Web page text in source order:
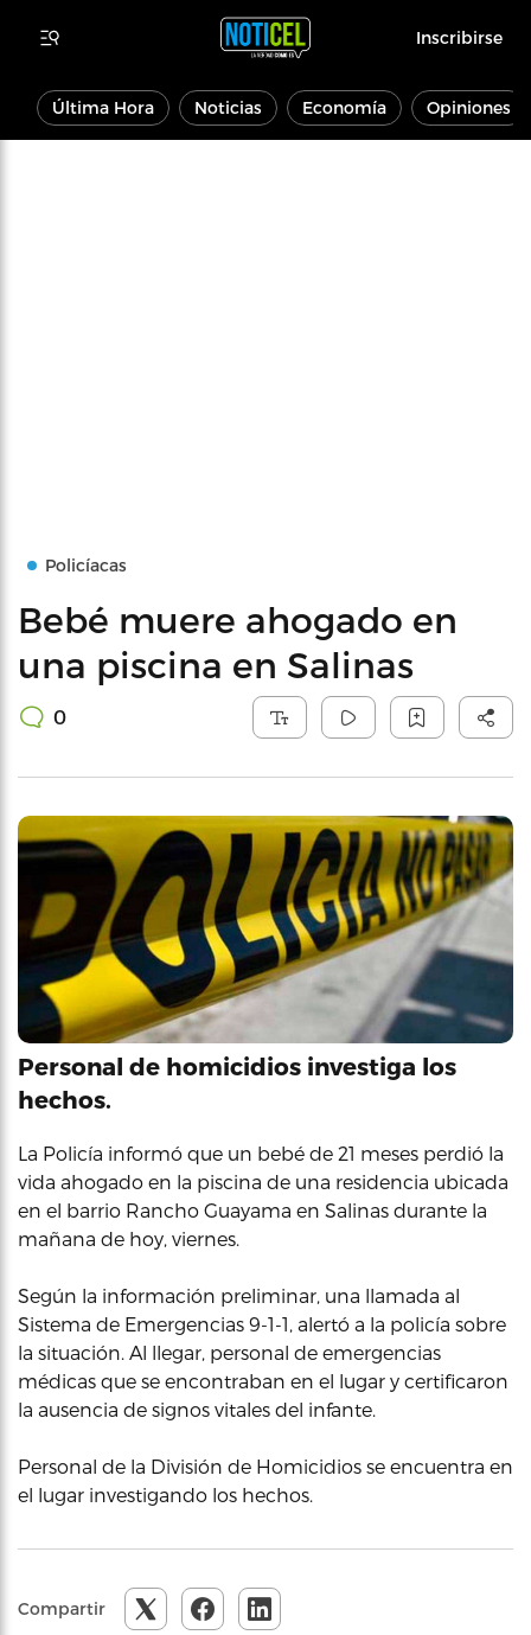
Inscribirse
Última Hora Noticias Economía Opiniones
Policíacas
Bebé muere ahogado en
una piscina en Salinas
0
Personal de homicidios investiga los
hechos.
La Policía informó que un bebé de 21 meses perdió la
vida ahogado en la piscina de una residencia ubicada
en el barrio Rancho Guayama en Salinas durante la
mañana de hoy, viernes.
Según la información preliminar, una llamada al
Sistema de Emergencias 9-1-1, alertó a la policía sobre
la situación. Al llegar, personal de emergencias
médicas que se encontraban en el lugar y certificaron
la ausencia de signos vitales del infante.
Personal de la División de Homicidios se encuentra en
el lugar investigando los hechos.
Compartir